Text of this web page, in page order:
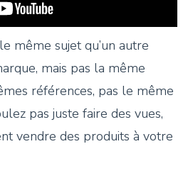
même sujet qu’un autre
mais pas la même
références, pas le même
pas juste faire des vues,
vendre des produits à votre